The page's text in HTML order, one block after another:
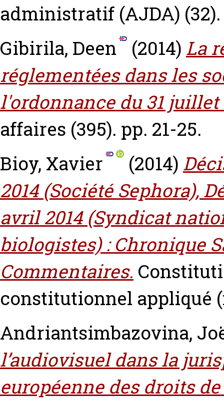
administratif (AJDA) (32).
Gibirila, Deen
(2014) La
réglementées dans les
l'ordonnance du 31 juillet
affaires (395). pp. 21-25.
Bioy, Xavier
(2014)
2014 (Société Sephora),
avril 2014 (Syndicat
biologistes) : Chronique
Commentaires.
constitutionnel appliqué
Andriantsimbazovina,
l’audiovisuel dans la
européenne des droits de